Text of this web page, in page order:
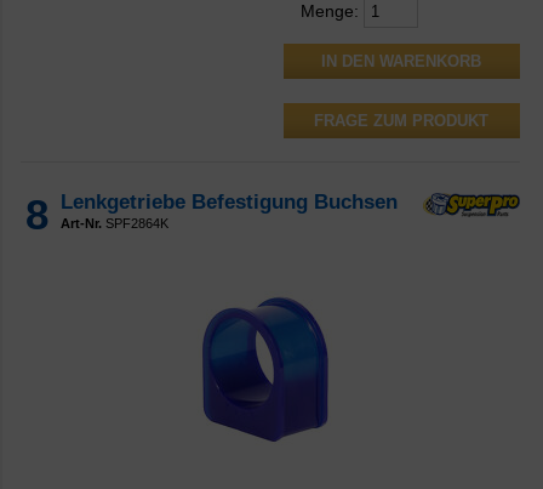
Menge:
FRAGE ZUM PRODUKT
8 Lenkgetriebe Befestigung Buchsen
Art-Nr. SPF2864K